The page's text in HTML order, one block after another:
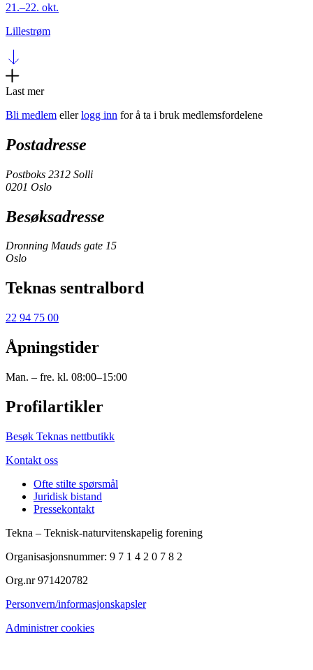
21.–22. okt.
Lillestrøm
Last mer
Bli medlem ellerlogg inn for å ta i bruk medlemsfordelene
Postadresse
Postboks 2312 Solli
0201 Oslo
Besøksadresse
Dronning Mauds gate 15
Oslo
Teknas sentralbord
22 94 75 00
Åpningstider
Man. – fre. kl. 08:00–15:00
Profilartikler
Besøk Teknas nettbutikk
Kontakt oss
Ofte stilte spørsmål
Juridisk bistand
Pressekontakt
Tekna – Teknisk-naturvitenskapelig forening
Organisasjonsnummer: 9 7 1 4 2 0 7 8 2
Org.nr 971420782
Personvern/informasjonskapsler
Administrer cookies